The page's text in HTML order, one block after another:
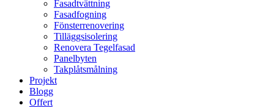
Fasadtvättning
Fasadfogning
Fönsterrenovering
Tilläggsisolering
Renovera Tegelfasad
Panelbyten
Takplåtsmålning
Projekt
Blogg
Offert